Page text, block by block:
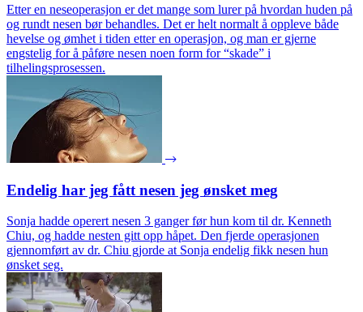
Etter en neseoperasjon er det mange som lurer på hvordan huden på
og rundt nesen bør behandles. Det er helt normalt å oppleve både
hevelse og ømhet i tiden etter en operasjon, og man er gjerne
engstelig for å påføre nesen noen form for “skade” i
tilhelingsprosessen.
Endelig har jeg fått nesen jeg ønsket meg
Sonja hadde operert nesen 3 ganger før hun kom til dr. Kenneth
Chiu, og hadde nesten gitt opp håpet. Den fjerde operasjonen
gjennomført av dr. Chiu gjorde at Sonja endelig fikk nesen hun
ønsket seg.